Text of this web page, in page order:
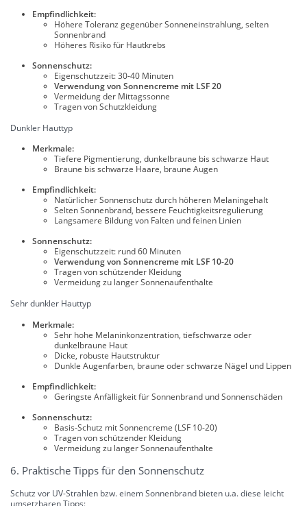
Empfindlichkeit:
Höhere Toleranz gegenüber Sonneneinstrahlung, selten
Sonnenbrand
Höheres Risiko für Hautkrebs
Sonnenschutz:
Eigenschutzzeit: 30-40 Minuten
Verwendung von Sonnencreme mit LSF 20
Vermeidung der Mittagssonne
Tragen von Schutzkleidung
Dunkler Hauttyp
Merkmale:
Tiefere Pigmentierung, dunkelbraune bis schwarze Haut
Braune bis schwarze Haare, braune Augen
Empfindlichkeit:
Natürlicher Sonnenschutz durch höheren Melaningehalt
Selten Sonnenbrand, bessere Feuchtigkeitsregulierung
Langsamere Bildung von Falten und feinen Linien
Sonnenschutz:
Eigenschutzzeit: rund 60 Minuten
Verwendung von Sonnencreme mit LSF 10-20
Tragen von schützender Kleidung
Vermeidung zu langer Sonnenaufenthalte
Sehr dunkler Hauttyp
Merkmale:
Sehr hohe Melaninkonzentration, tiefschwarze oder
dunkelbraune Haut
Dicke, robuste Hautstruktur
Dunkle Augenfarben, braune oder schwarze Nägel und Lippen
Empfindlichkeit:
Geringste Anfälligkeit für Sonnenbrand und Sonnenschäden
Sonnenschutz:
Basis-Schutz mit Sonnencreme (LSF 10-20)
Tragen von schützender Kleidung
Vermeidung zu langer Sonnenaufenthalte
6. Praktische Tipps für den Sonnenschutz
Schutz vor UV-Strahlen bzw. einem Sonnenbrand bieten u.a. diese leicht